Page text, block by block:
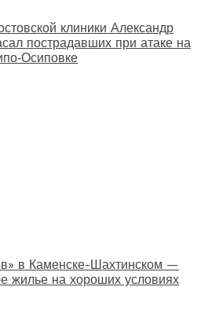
клиники Александр
пострадавших при атаке на
в Каменске-Шахтинском —
жилье на хороших условиях